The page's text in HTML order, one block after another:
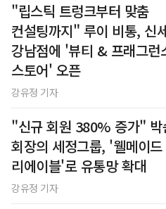
"립스틱 트렁크부터 맞춤
컨설팅까지" 루이 비통, 신
강남점에 '뷰티 & 프래그런
스토어' 오픈
강유정 기자
"신규 회원 380% 증가" 박
회장의 세정그룹, '웰메이드
리에이블'로 유통망 확대
강유정 기자